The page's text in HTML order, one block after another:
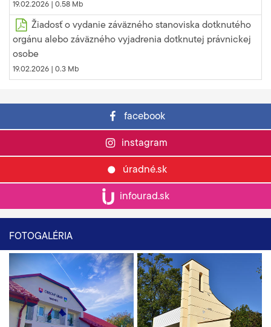
19.02.2026 | 0.58 Mb
Žiadosť o vydanie záväzného stanoviska dotknutého
orgánu alebo záväzného vyjadrenia dotknutej právnickej
osobe
19.02.2026 | 0.3 Mb
facebook
instagram
úradné.sk
infourad.sk
FOTOGALÉRIA